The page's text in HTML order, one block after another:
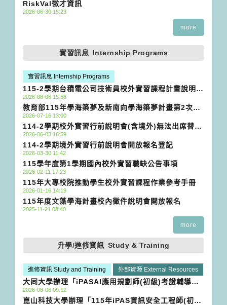
RiskVal徵才資訊
2026-06-30 15:23
more
實習訊息 Internship Programs
實習訊息 Internship Programs
115-2學期台積電公司技術員校外實習課程計畫說明會
(116年2月至6月)
2026-08-06 15:58
教育部115年學海築夢及新南向學海築夢計畫第2次甄
選作業時程公告
2026-07-16 13:00
114-2學期校外實習行前說明會(含境外)無法出席替代
方案(生涯發展中心)
2026-06-03 16:59
114-2學期境外實習行前說明會開放報名登記
2026-03-30 11:42
115學年度第1學期國內校外實習職缺公告事項
2026-02-11 17:23
115年大專校院推動學生校外實習課程作業參考手冊
2026-01-16 14:19
115年度文藻學海計畫校內徵件說明會開放報名
2025-11-21 08:40
more
升學/進修資訊 Study & Training
進修資訊 Study and Training 外部資源 External Resources
大同大學辦理「iPASAI應用規劃師(初級)考證輔導
班」活動資訊
2026-08-06 09:12
崑山科技大學辦理「115年iPAS資訊安全工程師(初